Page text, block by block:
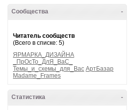
-
Сообщества
Читатель сообществ
(Всего в списке: 5)
ЯРМАРКА_ДИЗАЙНА
_ПрОсТо_ДлЯ_ВаС_
Темы_и_схемы_для_Вас АртБазар
Madame_Frames
-
Статистика